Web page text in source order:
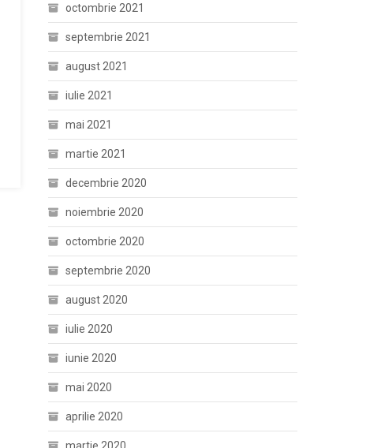
octombrie 2021
septembrie 2021
august 2021
iulie 2021
mai 2021
martie 2021
decembrie 2020
noiembrie 2020
octombrie 2020
septembrie 2020
august 2020
iulie 2020
iunie 2020
mai 2020
aprilie 2020